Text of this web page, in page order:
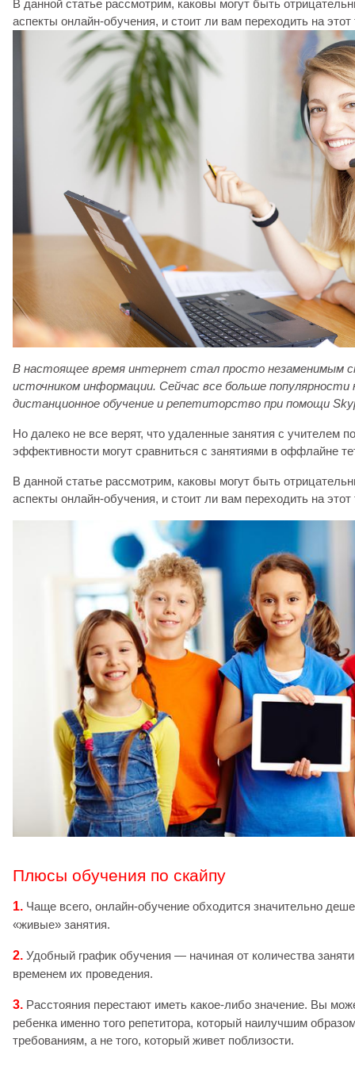
В данной статье рассмотрим, каковы могут быть
аспекты онлайн-обучения, и стоит ли вам переходить на
В настоящее время интернет стал просто незаменимым
источником информации. Сейчас все больше популярности
дистанционное обучение и репетиторство при помощи
Но далеко не все верят, что удаленные занятия с учителем
эффективности могут сравниться с занятиями в оффлайне
В данной статье рассмотрим, каковы могут быть
аспекты онлайн-обучения, и стоит ли вам переходить на
Плюсы обучения по скайпу
1. Чаще всего, онлайн-обучение обходится значительно
«живые» занятия.
2. Удобный график обучения — начиная от количества
временем их проведения.
3. Расстояния перестают иметь какое-либо значение. Вы
ребенка именно того репетитора, который наилучшим
требованиям, а не того, который живет поблизости.